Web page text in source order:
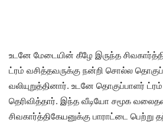
உடனே மேடையின் கீழே இருந்த
ட்ரம் வசித்தவருக்கு நன்றி சொல்ல
வலியுறுத்தினார். உடனே தொகுப்பாளர்
தெரிவித்தார். இந்த வீடியோ சமூக
சிவகார்த்திகேயனுக்கு பாராட்டை பெற்று